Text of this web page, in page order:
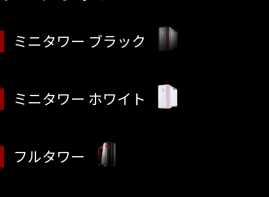
ミニタワー ブラック
ミニタワー ホワイト
フルタワー